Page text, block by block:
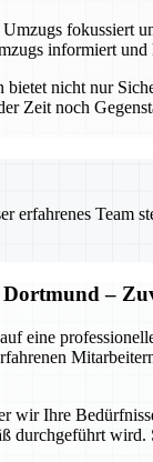
informiert
nicht nur
Zeit noch
erfahrenes
–
eine
Ihre
durchgeführt